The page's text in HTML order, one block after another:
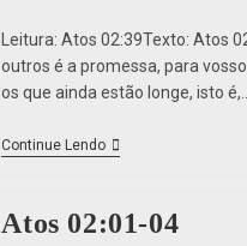
Leitura: Atos 02:39Texto: Atos
outros é a promessa, para
os que ainda estão longe, isto é,…
Continue Lendo
Atos 02:01-04